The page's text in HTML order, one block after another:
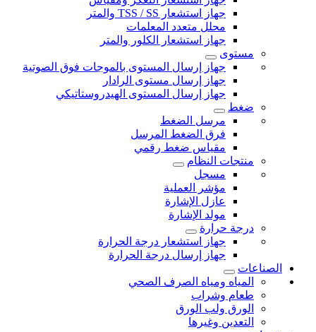
جهاز استشعار TSS / SS والمتر
محلل متعدد المعلمات
جهاز استشعار الكلور والمتر
مستوى
جهاز إرسال المستوى بالموجات فوق الصوتية
جهاز إرسال مستوى الرادار
جهاز إرسال المستوى الهيدروستاتيكي
ضغط
مرسل الضغط
فرق الضغط المرسل
مقياس ضغط رقمي
منتجات النظام
مسجل
مؤشر العملية
عازل الإشارة
مولد الإشارة
درجة حرارة
جهاز استشعار درجة الحرارة
جهاز إرسال درجة الحرارة
الصناعات
المياه ومياه الصرف الصحي
طعام وشراب
الورق ولب الورق
التعدين وغيرها